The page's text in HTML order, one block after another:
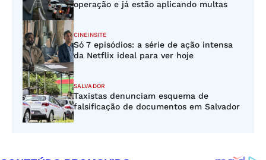
operação e já estão aplicando multas
CINEINSITE
Só 7 episódios: a série de ação intensa
da Netflix ideal para ver hoje
SALVADOR
Taxistas denunciam esquema de
falsificação de documentos em Salvador